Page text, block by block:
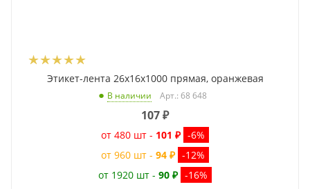
Этикет-лента 26x16x1000 прямая, оранжевая
В наличии Арт.: 68 648
107₽
от 480 шт - 101 ₽ -6%
от 960 шт - 94 ₽ -12%
от 1920 шт - 90 ₽ -16%